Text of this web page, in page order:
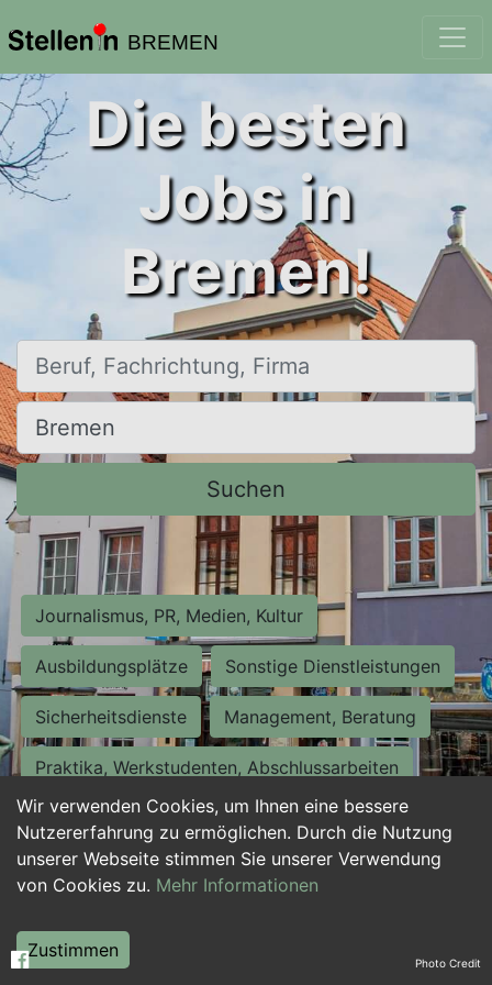
BREMEN
Wir verwenden Cookies, um Ihnen eine bessere
Nutzererfahrung zu ermöglichen. Durch die Nutzung
unserer Webseite stimmen Sie unserer Verwendung
von Cookies zu. Mehr Informationen
Zustimmen
Die besten
Jobs in
Bremen!
Beruf, Fachrichtung, Firma
Ort, Stadt
Suchen
Journalismus, PR, Medien, Kultur
Ausbildungsplätze Sonstige Dienstleistungen
Sicherheitsdienste Management, Beratung
Praktika, Werkstudenten, Abschlussarbeiten
Personalwesen Assistenz, Sekretariat
Hilfskräfte, Aushilfs- und Nebenjobs
Weiterbildung, Studium, duale Ausbildung Photo Credit